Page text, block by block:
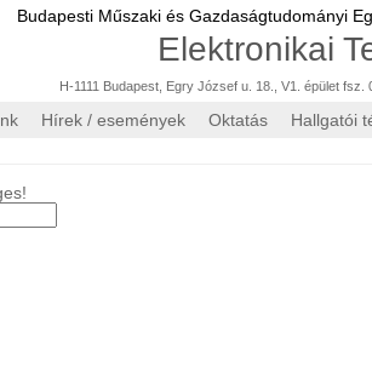
Budapesti Műszaki és Gazdaságtudományi
Elektronikai
H-1111 Budapest, Egry József u. 18., V1. épület
Hírek / események Oktatás Hallgatói